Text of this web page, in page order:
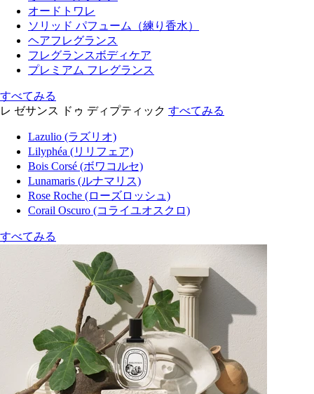
オードトワレ
ソリッド パフューム（練り香水）
ヘアフレグランス
フレグランスボディケア
プレミアム フレグランス
すべてみる
レ ゼサンス ドゥ ディプティック すべてみる
Lazulio (ラズリオ)
Lilyphéa (リリフェア)
Bois Corsé (ボワコルセ)
Lunamaris (ルナマリス)
Rose Roche (ローズロッシュ)
Corail Oscuro (コライユオスクロ)
すべてみる